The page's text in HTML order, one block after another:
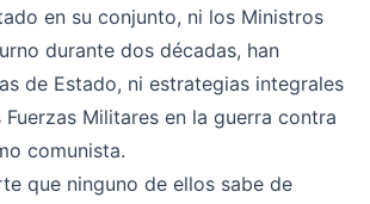
en su conjunto, ni los Ministros
durante dos décadas, han
de Estado, ni estrategias integrales
Militares en la guerra contra
comunista.
que ninguno de ellos sabe de